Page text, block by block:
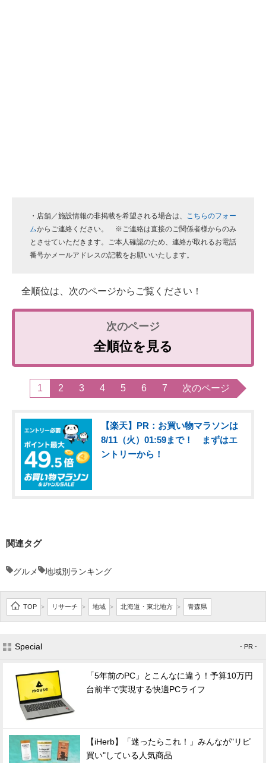
・店舗／施設情報の非掲載を希望される場合は、 こちらのフォー
ムからご連絡ください。 ※ご連絡は直接のご関係者様からのみ
とさせていただきます。ご本人確認のため、連絡が取れるお電話
番号かメールアドレスの記載をお願いいたします。
全順位は、次のページからご覧ください！
全順位を見る
1 2 3 4 5 6 7 次のページ
【楽天】PR：お買い物マラソンは
8/11（火）01:59まで！ まずはエ
ントリーから！
関連タグ
グルメ 地域別ランキング
TOP > リサーチ > 地域 > 北海道・東北地方 > 青森県
Special - PR -
「5年前のPC」とこんなに違う！予算10万円
台前半で実現する快適PCライフ
【iHerb】「迷ったらこれ！」みんなが"リピ
買い"している人気商品